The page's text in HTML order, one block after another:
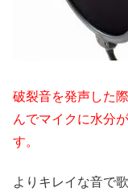
破裂音を発声した
んでマイクに水分
す。
よりキレイな音で